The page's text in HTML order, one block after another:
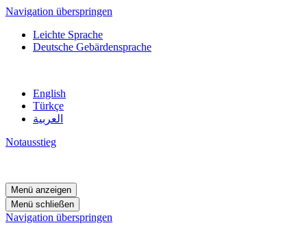
Navigation überspringen
Leichte Sprache
Deutsche Gebärdensprache
English
Türkçe
العربية
Notausstieg
Menü anzeigen
Menü schließen
Navigation überspringen